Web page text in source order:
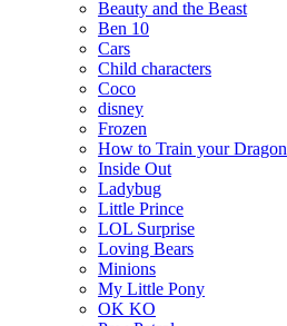
Beauty and the Beast
Ben 10
Cars
Child characters
Coco
disney
Frozen
How to Train your Dragon
Inside Out
Ladybug
Little Prince
LOL Surprise
Loving Bears
Minions
My Little Pony
OK KO